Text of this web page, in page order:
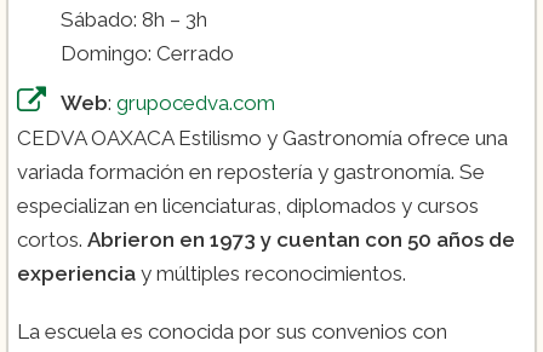
Sábado: 8h – 3h
Domingo: Cerrado
Web: grupocedva.com
CEDVA OAXACA Estilismo y Gastronomía ofrece una
variada formación en repostería y gastronomía. Se
especializan en licenciaturas, diplomados y cursos
cortos. Abrieron en 1973 y cuentan con 50 años de
experiencia y múltiples reconocimientos.
La escuela es conocida por sus convenios con